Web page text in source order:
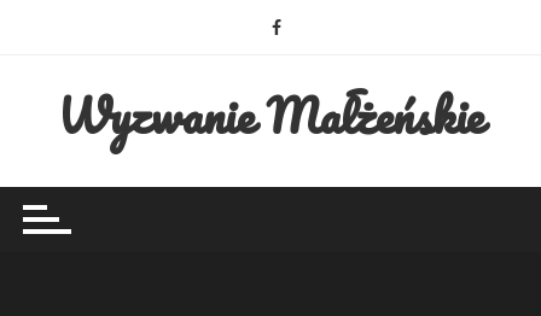
Wyzwanie Małżeńskie